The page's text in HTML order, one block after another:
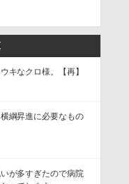
キなクロ様。【再】
綱昇進に必要なもの
が多すぎたので病院